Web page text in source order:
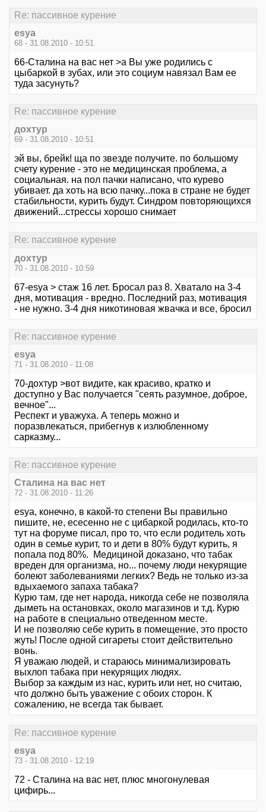
Re: пассивное курение
esya
68 - 31.08.2010 - 10:51
66-Сталина на вас нет >а Вы уже родились с
цыбаркой в зубах, или это социум навязал Вам ее
туда засунуть?
Re: пассивное курение
дохтур
69 - 31.08.2010 - 10:51
эй вы, брейк! ща по звезде получите. по большому
счету курение - это не медицинская проблема, а
социальная. на пол пачки написано, что курево
убивает. да хоть на всю пачку...пока в стране не будет
стабильности, курить будут. Синдром повторяющихся
движений...стрессы хорошо снимает
Re: пассивное курение
дохтур
70 - 31.08.2010 - 10:59
67-esya > стаж 16 лет. Бросал раз 8. Хватало на 3-4
дня, мотивация - вредно. Последний раз, мотивация
- не нужно. 3-4 дня никотиновая жвачка и все, бросил
Re: пассивное курение
esya
71 - 31.08.2010 - 11:08
70-дохтур >вот видите, как красиво, кратко и
доступно у Вас получается "сеять разумное, доброе,
вечное"...
Респект и уважуха. А теперь можно и
поразвлекаться, прибегнув к излюбленному
сарказму...
Re: пассивное курение
Сталина на вас нет
72 - 31.08.2010 - 11:26
esya, конечно, в какой-то степени Вы правильно
пишите, не, есесенно не с цибаркой родилась, кто-то
тут на форуме писал, про то, что если родитель хоть
один в семье курит, то и дети в 80% будут курить, я
попала под 80%. Медициной доказано, что табак
вреден для организма, но... почему люди некурящие
болеют заболеваниями легких? Ведь не только из-за
вдыхаемого запаха табака?
Курю там, где нет народа, никогда себе не позволяла
дыметь на остановках, около магазинов и т.д. Курю
на работе в специально отведенном месте.
И не позволяю себе курить в помещение, это просто
жуть! После одной сигареты стоит действительно
вонь.
Я уважаю людей, и стараюсь минимализировать
выхлоп табака при некурящих людях.
Выбор за каждым из нас, курить или нет, но считаю,
что должно быть уважение с обоих сторон. К
сожалению, не всегда так бывает.
Re: пассивное курение
esya
73 - 31.08.2010 - 12:19
72 - Сталина на вас нет, плюс многонулевая
цифирь...